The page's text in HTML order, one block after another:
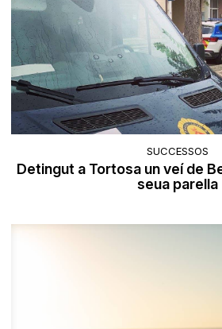
SUCCESSOS
Detingut a Tortosa un veí de
seua parella